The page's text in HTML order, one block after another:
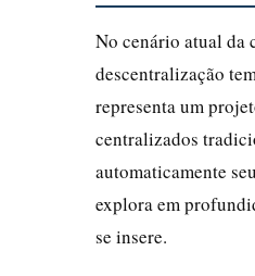
No cenário atual da
descentralização
representa um
centralizados
automaticamente
explora em
se insere.